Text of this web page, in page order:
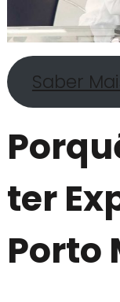
Saber
ter
Porto